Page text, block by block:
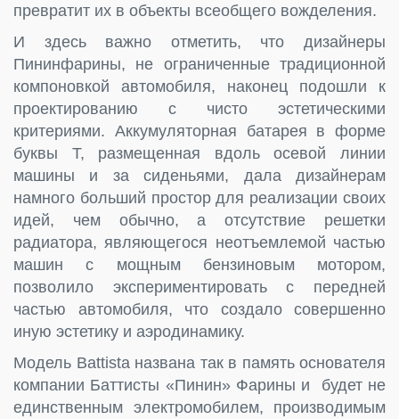
превратит их в объекты всеобщего вожделения.
И здесь важно отметить, что дизайнеры
Пининфарины, не ограниченные традиционной
компоновкой автомобиля, наконец подошли к
проектированию с чисто эстетическими
критериями. Аккумуляторная батарея в форме
буквы Т, размещенная вдоль осевой линии
машины и за сиденьями, дала дизайнерам
намного больший простор для реализации своих
идей, чем обычно, а отсутствие решетки
радиатора, являющегося неотъемлемой частью
машин с мощным бензиновым мотором,
позволило экспериментировать с передней
частью автомобиля, что создало совершенно
иную эстетику и аэродинамику.
Модель Battista названа так в память основателя
компании Баттисты «Пинин» Фарины и будет не
единственным электромобилем, производимым